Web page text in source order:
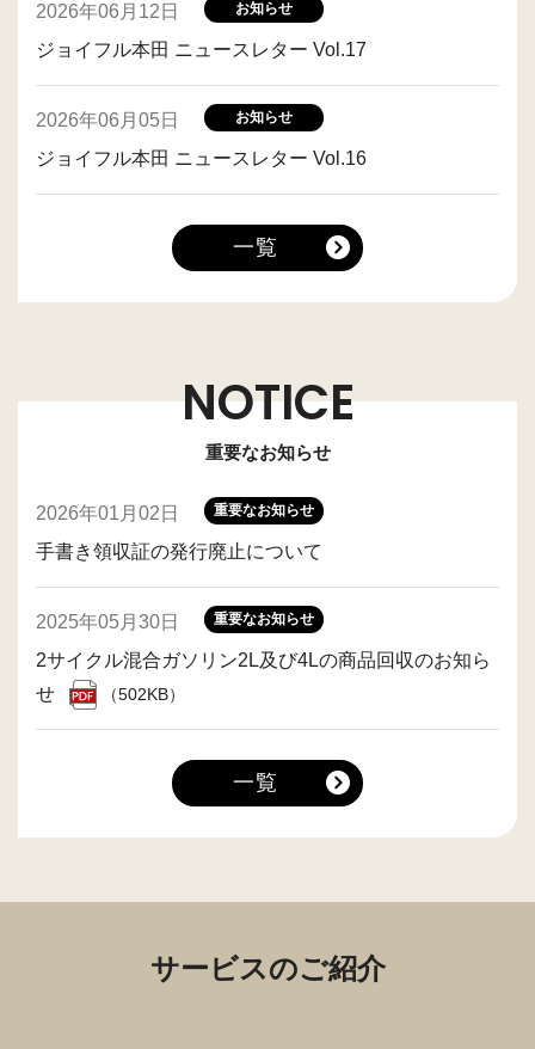
一覧
2026年06月12日 お知らせ
ジョイフル本田 ニュースレター Vol.17
2026年06月05日 お知らせ
ジョイフル本田 ニュースレター Vol.16
NOTICE
重要なお知らせ
一覧
2026年01月02日 重要なお知らせ
手書き領収証の発行廃止について
2025年05月30日 重要なお知らせ
2サイクル混合ガソリン2L及び4Lの商品回収のお知ら
せ
（502KB）
サービスのご紹介